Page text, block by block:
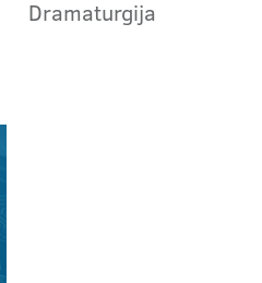
Dramaturgija